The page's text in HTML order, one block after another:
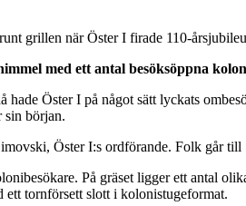
grillen när Öster I firade 110-
med ett antal besöksöppna
Öster I på något sätt lyckats
sin början.
Öster I:s ordförande. Folk går till
På gräset ligger ett antal
ett tornförsett slott i kolonistugeformat.